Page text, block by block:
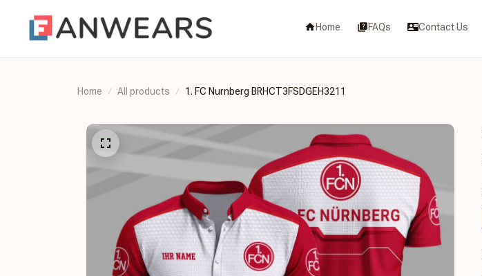
Home FAQs Contact Us
Home All products 1. FC Nurnberg BRHCT3FSDGEH3211